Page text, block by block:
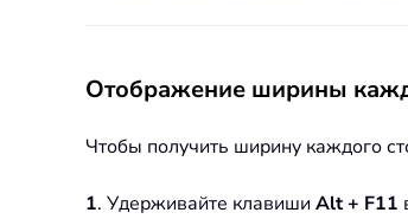
Отображение ширины
Чтобы получить ширину каждого
1. Удерживайте клавиши Alt + F11